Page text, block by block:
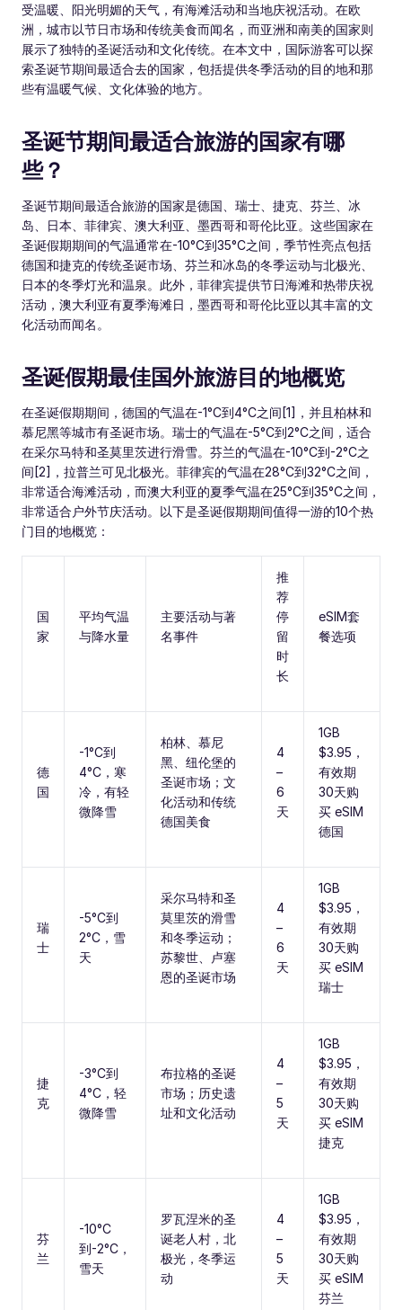
受温暖、阳光明媚的天气，有海滩活动和当地庆祝活动。在欧
洲，城市以节日市场和传统美食而闻名，而亚洲和南美的国家则
展示了独特的圣诞活动和文化传统。在本文中，国际游客可以探
索圣诞节期间最适合去的国家，包括提供冬季活动的目的地和那
些有温暖气候、文化体验的地方。
圣诞节期间最适合旅游的国家有哪
些？
圣诞节期间最适合旅游的国家是德国、瑞士、捷克、芬兰、冰
岛、日本、菲律宾、澳大利亚、墨西哥和哥伦比亚。这些国家在
圣诞假期期间的气温通常在-10°C到35°C之间，季节性亮点包括
德国和捷克的传统圣诞市场、芬兰和冰岛的冬季运动与北极光、
日本的冬季灯光和温泉。此外，菲律宾提供节日海滩和热带庆祝
活动，澳大利亚有夏季海滩日，墨西哥和哥伦比亚以其丰富的文
化活动而闻名。
圣诞假期最佳国外旅游目的地概览
在圣诞假期期间，德国的气温在-1°C到4°C之间[1]，并且柏林和
慕尼黑等城市有圣诞市场。瑞士的气温在-5°C到2°C之间，适合
在采尔马特和圣莫里茨进行滑雪。芬兰的气温在-10°C到-2°C之
间[2]，拉普兰可见北极光。菲律宾的气温在28°C到32°C之间，
非常适合海滩活动，而澳大利亚的夏季气温在25°C到35°C之间，
非常适合户外节庆活动。以下是圣诞假期期间值得一游的10个热
门目的地概览：
国
家
平均气温
与降水量
主要活动与著
名事件
推
荐
停
留
时
长
eSIM套
餐选项
德
国
-1°C到
4°C，寒
冷，有轻
微降雪
柏林、慕尼
黑、纽伦堡的
圣诞市场；文
化活动和传统
德国美食
4
–
6
天
1GB
$3.95，
有效期
30天购
买 eSIM
德国
瑞
士
-5°C到
2°C，雪
天
采尔马特和圣
莫里茨的滑雪
和冬季运动；
苏黎世、卢塞
恩的圣诞市场
4
–
6
天
1GB
$3.95，
有效期
30天购
买 eSIM
瑞士
捷
克
-3°C到
4°C，轻
微降雪
布拉格的圣诞
市场；历史遗
址和文化活动
4
–
5
天
1GB
$3.95，
有效期
30天购
买 eSIM
捷克
芬
兰
-10°C
到-2°C，
雪天
罗瓦涅米的圣
诞老人村，北
极光，冬季运
动
4
–
5
天
1GB
$3.95，
有效期
30天购
买 eSIM
芬兰